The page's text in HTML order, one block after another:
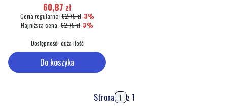
Do koszyka
Cena promocyjna
60,87 zł
Cena regularna: 62,75 zł-3%
Najniższa cena: 62,75 zł-3%
Dostępność: duża ilość
Strona z 1